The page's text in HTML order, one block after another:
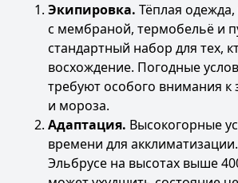
Экипировка. Тёплая
с мембраной, термобельё и
стандартный набор для тех,
восхождение. Погодные
требуют особого внимания к
и мороза.
Адаптация. Высокогорные
времени для
Эльбрусе на высотах выше